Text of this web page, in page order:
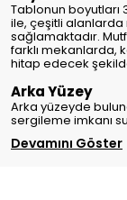
Tablonun boyutları
ile, çeşitli alanlarda
sağlamaktadır.
farklı mekanlarda,
hitap edecek
Arka Yüzey
Arka yüzeyde
sergileme imkanı
Devamını Göster